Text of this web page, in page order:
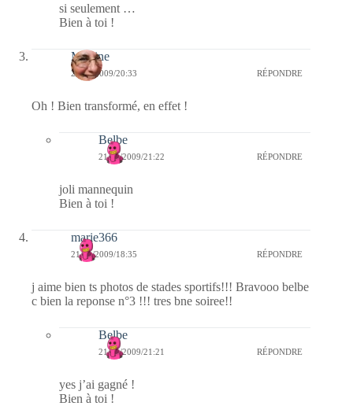
si seulement …
Bien à toi !
Martine
21/11/2009/20:33 RÉPONDRE
Oh ! Bien transformé, en effet !
Belbe
21/11/2009/21:22 RÉPONDRE
joli mannequin
Bien à toi !
marie366
21/11/2009/18:35 RÉPONDRE
j aime bien ts photos de stades sportifs!!! Bravooo belbe
c bien la reponse n°3 !!! tres bne soiree!!
Belbe
21/11/2009/21:21 RÉPONDRE
yes j’ai gagné !
Bien à toi !